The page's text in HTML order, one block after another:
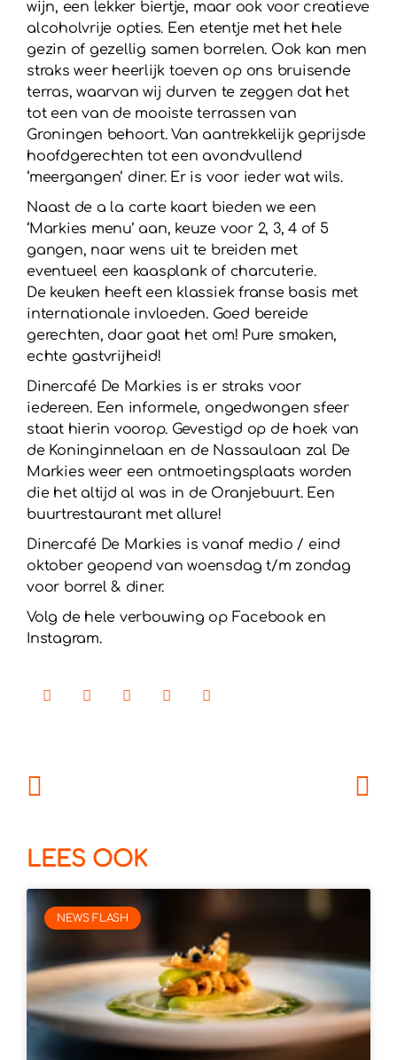
wijn, een lekker biertje, maar ook voor creatieve
alcoholvrije opties. Een etentje met het hele
gezin of gezellig samen borrelen. Ook kan men
straks weer heerlijk toeven op ons bruisende
terras, waarvan wij durven te zeggen dat het
tot een van de mooiste terrassen van
Groningen behoort. Van aantrekkelijk geprijsde
hoofdgerechten tot een avondvullend
‘meergangen’ diner. Er is voor ieder wat wils.
Naast de a la carte kaart bieden we een
‘Markies menu’ aan, keuze voor 2, 3, 4 of 5
gangen, naar wens uit te breiden met
eventueel een kaasplank of charcuterie.
De keuken heeft een klassiek franse basis met
internationale invloeden. Goed bereide
gerechten, daar gaat het om! Pure smaken,
echte gastvrijheid!
Dinercafé De Markies is er straks voor
iedereen. Een informele, ongedwongen sfeer
staat hierin voorop. Gevestigd op de hoek van
de Koninginnelaan en de Nassaulaan zal De
Markies weer een ontmoetingsplaats worden
die het altijd al was in de Oranjebuurt. Een
buurtrestaurant met allure!
Dinercafé De Markies is vanaf medio / eind
oktober geopend van woensdag t/m zondag
voor borrel & diner.
Volg de hele verbouwing op Facebook en
Instagram.
LEES OOK
NEWS FLASH